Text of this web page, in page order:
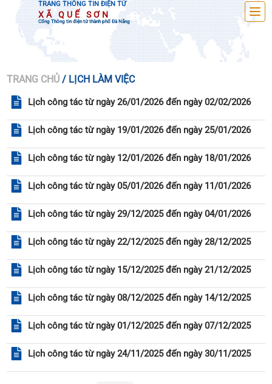
TRANG THÔNG TIN ĐIỆN TỬ
XÃ QUẾ SƠN
Cổng Thông tin điện tử thành phố Đà Nẵng
TRANG CHỦ / LỊCH LÀM VIỆC
Lịch công tác từ ngày 26/01/2026 đến ngày 02/02/2026
Lịch công tác từ ngày 19/01/2026 đến ngày 25/01/2026
Lịch công tác từ ngày 12/01/2026 đến ngày 18/01/2026
Lịch công tác từ ngày 05/01/2026 đến ngày 11/01/2026
Lịch công tác từ ngày 29/12/2025 đến ngày 04/01/2026
Lịch công tác từ ngày 22/12/2025 đến ngày 28/12/2025
Lịch công tác từ ngày 15/12/2025 đến ngày 21/12/2025
Lịch công tác từ ngày 08/12/2025 đến ngày 14/12/2025
Lịch công tác từ ngày 01/12/2025 đến ngày 07/12/2025
Lịch công tác từ ngày 24/11/2025 đến ngày 30/11/2025